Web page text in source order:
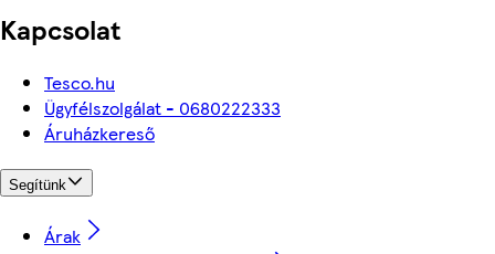
Kapcsolat
Tesco.hu
Ügyfélszolgálat - 0680222333
Áruházkereső
Segítünk
Árak